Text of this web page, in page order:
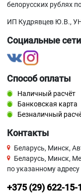
белорусских рублях
ИП Кудрявцев Ю.В.,
Социальные
Способ оплаты
Наличный расчёт
Банковская карта
Безналичный
Контакты
Беларусь, Минск,
Беларусь, Минск,
по указанному адресу
+375 (29) 622-15-